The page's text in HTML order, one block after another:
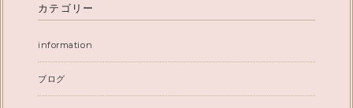
カテゴリー
information
ブログ